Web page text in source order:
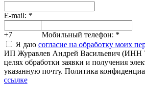
E-mail: *
+7 Мобильный телефон: *
Я даю согласие на обработку моих
ИП Журавлев Андрей Васильевич (ИНН
целях обработки заявки и получения
указанную почту. Политика
ссылке